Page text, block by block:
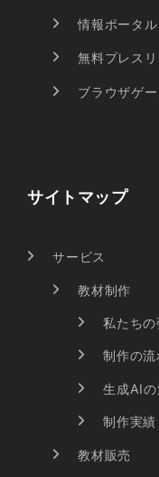
情報ポータ
無料プレス
ブラウザゲ
サイトマップ
サービス
教材制作
私たちの
制作の流
生成AIの
制作実
教材販売